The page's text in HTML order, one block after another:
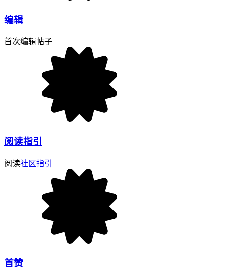
编辑
首次编辑帖子
阅读指引
阅读社区指引
首赞